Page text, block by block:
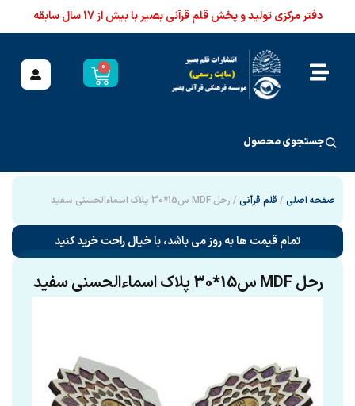
دفتر مرکزی تولید و پخش قلم قرآنی بصیر با بیش از 17 سال سابقه
0
جستجوی محصول
صفحه اصلی / قلم قرآنی / رحل MDF س15*30 پلاک اسماءالحسنی سفید
تمام قیمت ها به روز می باشد، با خیال راحت خرید کنید
رحل MDF س15*30 پلاک اسماءالحسنی سفید